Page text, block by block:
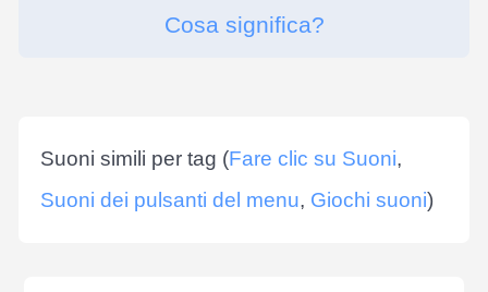
Cosa significa?
Suoni simili per tag (Fare clic su Suoni,
Suoni dei pulsanti del menu, Giochi suoni)